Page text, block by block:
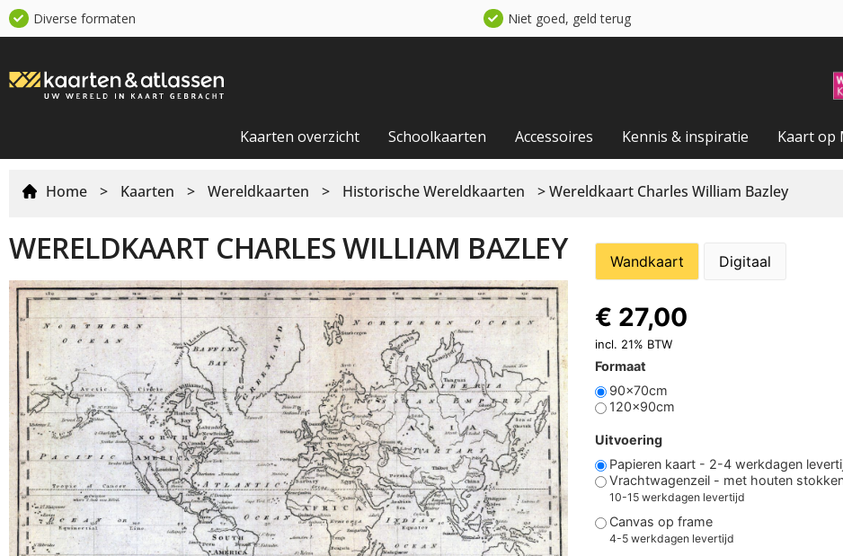
Diverse formaten Niet goed, geld terug
Kaarten overzicht Schoolkaarten Accessoires Kennis & inspiratie Kaart op
Home > Kaarten > Wereldkaarten > Historische Wereldkaarten > Wereldkaart Charles William Bazley
WERELDKAART CHARLES WILLIAM BAZLEY Wandkaart Digitaal
Formaat
90x70cm
120x90cm
Uitvoering
Papieren kaart - 2-4 werkdagen
Vrachtwagenzeil - met houten
10-15 werkdagen levertijd
Canvas op frame
4-5 werkdagen levertijd
€ 27,00
incl. 21% BTW